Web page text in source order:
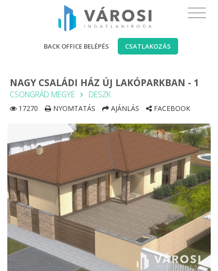
BACK OFFICE BELÉPÉS CSATLAKOZÁS
NAGY CSALÁDI HÁZ ÚJ LAKÓPARKBAN - 1
CSONGRÁD MEGYE DESZK
17270 NYOMTATÁS AJÁNLÁS FACEBOOK